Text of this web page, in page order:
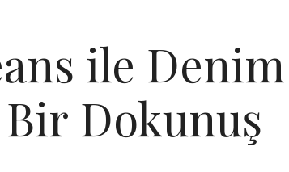
ile Denim
Bir Dokunuş